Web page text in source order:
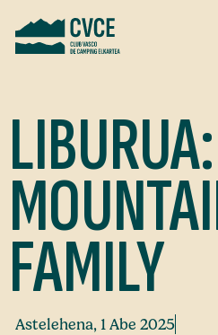
FAMILY
Astelehena, 1 Abe 2025